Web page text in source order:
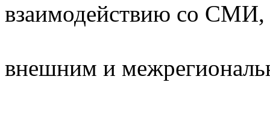
взаимодействию со СМИ,
внешним и